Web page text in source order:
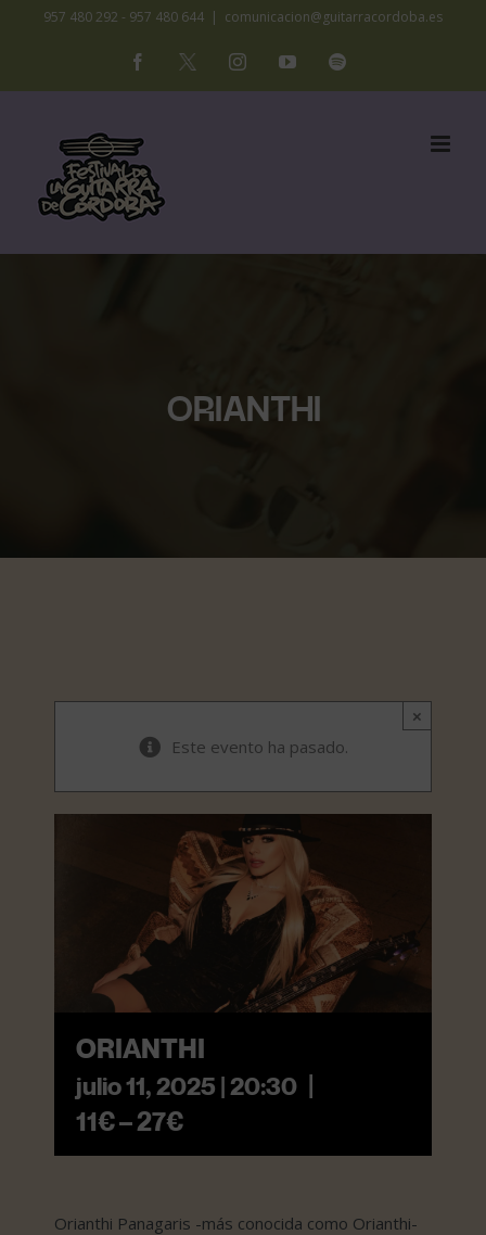
contenido
957 480 292 - 957 480 644 | comunicacion@guitarracordoba.es
Facebook
X InstagramYouTubeSpotify
ORIANTHI
×
Este evento ha pasado.
ORIANTHI
julio 11, 2025 | 20:30
11€ – 27€
Orianthi Panagaris -más conocida como Orianthi-